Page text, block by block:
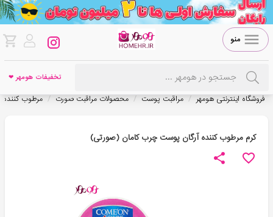
منو
تخفیفات هومهر ❤
فروشگاه اینترنتی هومهر / مراقبت پوست / محصولات مراقبت صورت / مرطوب کننده
کرم مرطوب کننده آرگان پوست چرب کامان (صورتی)